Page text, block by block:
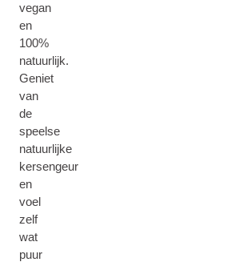
vegan
en
100%
natuurlijk.
Geniet
van
de
speelse
natuurlijke
kersengeur
en
voel
zelf
wat
puur